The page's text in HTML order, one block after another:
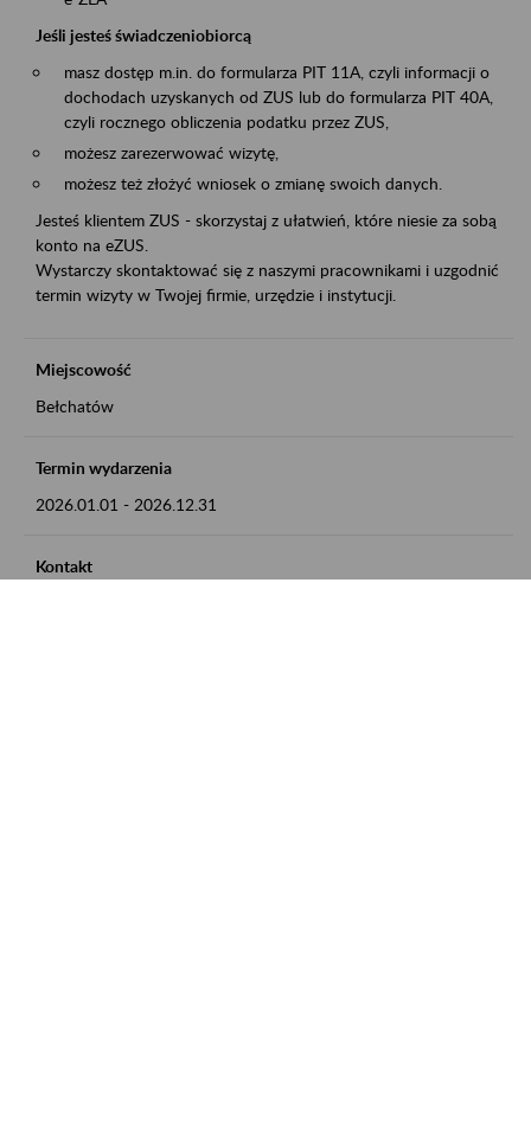
Jeśli jesteś świadczeniobiorcą
masz dostęp m.in. do formularza PIT 11A, czyli informacji o
dochodach uzyskanych od ZUS lub do formularza PIT 40A,
czyli rocznego obliczenia podatku przez ZUS,
możesz zarezerwować wizytę,
możesz też złożyć wniosek o zmianę swoich danych.
Jesteś klientem ZUS - skorzystaj z ułatwień, które niesie za sobą
konto na eZUS.
Wystarczy skontaktować się z naszymi pracownikami i uzgodnić
termin wizyty w Twojej firmie, urzędzie i instytucji.
Miejscowość
Bełchatów
Termin wydarzenia
2026.01.01 - 2026.12.31
Kontakt